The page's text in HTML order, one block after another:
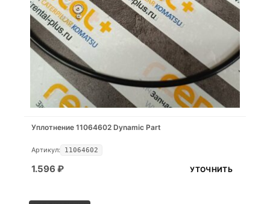
Уплотнение 11064602 Dynamic Part
Артикул: 11064602
1.596 ₽ УТОЧНИТЬ